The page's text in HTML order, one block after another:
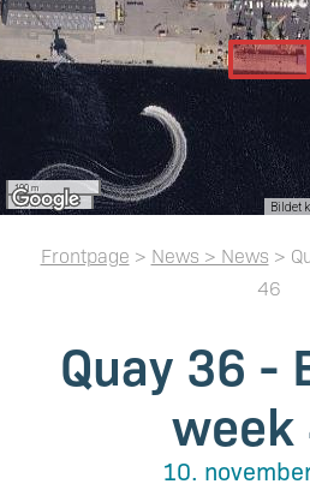
100 m
300 ft
Bildet
Frontpage > News > News >
46
Quay 36 -
week
10.